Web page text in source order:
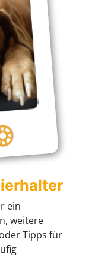
ein
weitere
Tipps für